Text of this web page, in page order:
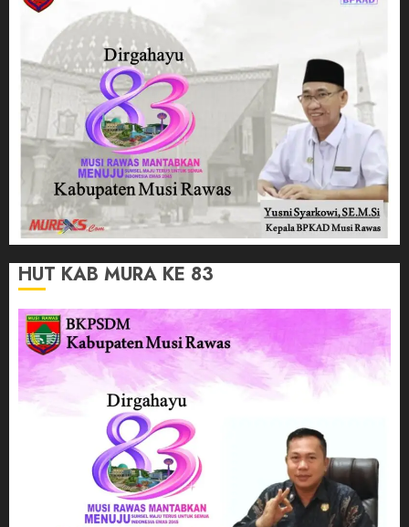
HUT KAB MURA KE 83